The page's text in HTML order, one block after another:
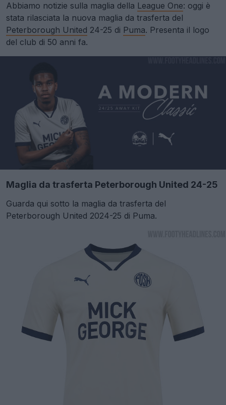
Abbiamo notizie sulla maglia della League One: oggi è
stata rilasciata la nuova maglia da trasferta del
Peterborough United 24-25 di Puma. Presenta il logo
del club di 50 anni fa.
Maglia da trasferta Peterborough United 24-25
Guarda qui sotto la maglia da trasferta del
Peterborough United 2024-25 di Puma.